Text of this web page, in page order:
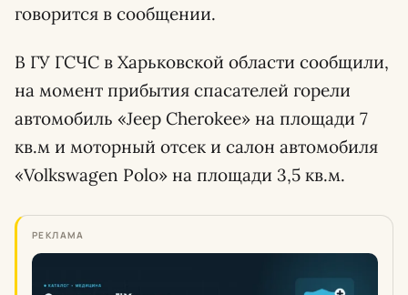
говорится в сообщении.
В ГУ ГСЧС в Харьковской области сообщили,
на момент прибытия спасателей горели
автомобиль «Jeep Cherokee» на площади 7
кв.м и моторный отсек и салон автомобиля
«Volkswagen Polo» на площади 3,5 кв.м.
РЕКЛАМА